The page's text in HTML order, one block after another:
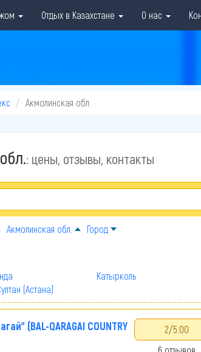
Отдых в Казахстане О нас
Акмолинская обл.
: цены, отзывы, контакты
Акмолинская обл. Город
Катырколь
(Астана)
(BAL-QARAGAI COUNTRY
2/5.00